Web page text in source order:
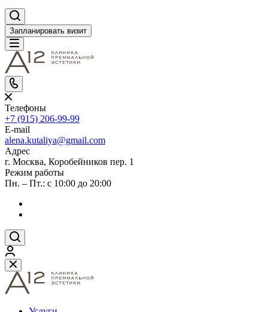
Запланировать визит
Телефоны
+7 (915) 206-99-99
E-mail
alena.kutaliya@gmail.com
Адрес
г. Москва, Коробейников пер. 1
Режим работы
Пн. – Пт.: с 10:00 до 20:00